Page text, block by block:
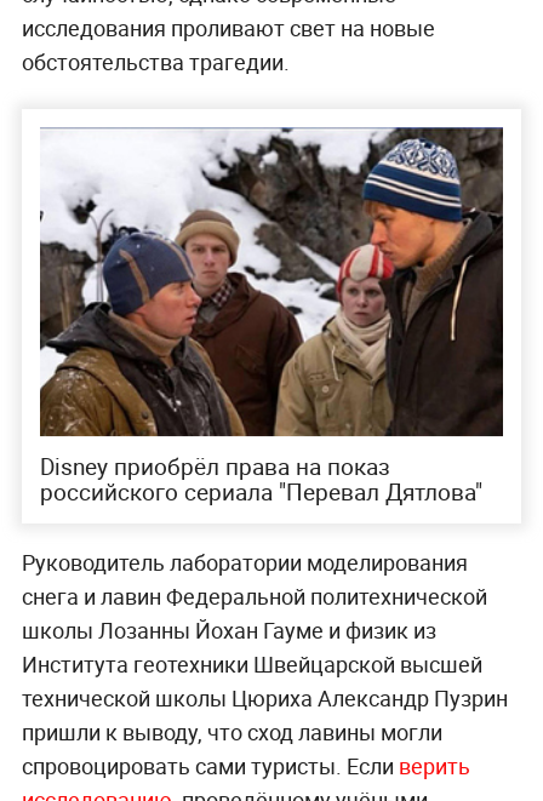
исследования проливают свет на новые
обстоятельства трагедии.
Disney приобрёл права на показ
российского сериала "Перевал Дятлова"
Руководитель лаборатории моделирования
снега и лавин Федеральной политехнической
школы Лозанны Йохан Гауме и физик из
Института геотехники Швейцарской высшей
технической школы Цюриха Александр Пузрин
пришли к выводу, что сход лавины могли
спровоцировать сами туристы. Если верить